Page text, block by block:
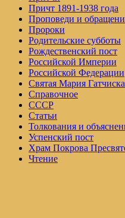
Причт 1891-1938 года
Проповеди и
Пророки
Родительские субботы
Рождественский пост
Российской Империи
Российской Федерации
Святая Мария
Справочное
СССР
Статьи
Толкования и
Успенский пост
Храм Покрова
Чтение